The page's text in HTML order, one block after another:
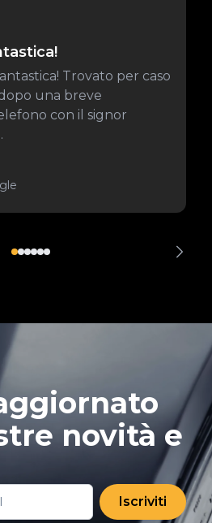
Trovato per caso
una breve
con il signor
novità e
Iscriviti